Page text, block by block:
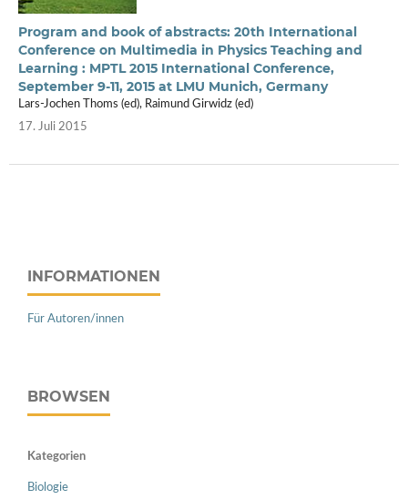
Program and book of abstracts: 20th International
Conference on Multimedia in Physics Teaching and
Learning : MPTL 2015 International Conference,
September 9-11, 2015 at LMU Munich, Germany
Lars-Jochen Thoms (ed), Raimund Girwidz (ed)
17. Juli 2015
INFORMATIONEN
Für Autoren/innen
BROWSEN
Kategorien
Biologie